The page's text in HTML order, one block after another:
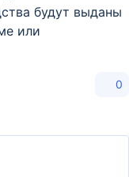
будут выданы
или
0